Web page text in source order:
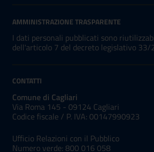
AMMINISTRAZIONE TRASPARENTE
I dati personali pubblicati sono
dell'articolo 7 del decreto legislativo 33/
CONTATTI
Comune di Cagliari
Via Roma 145 - 09124 Cagliari
Codice fiscale / P. IVA: 00147990923
Ufficio Relazioni con il Pubblico
Numero verde: 800 016 058